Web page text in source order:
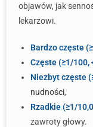
objawów, jak
lekarzowi.
Bardzo częste
Częste (≥1/100,
Niezbyt częste
nudności,
Rzadkie (≥1/
zawroty głowy.